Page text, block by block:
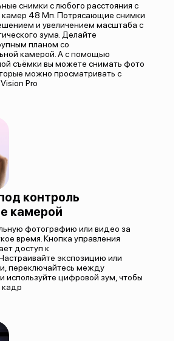
снимки с любого расстояния с
камер 48 Мп. Потрясающие снимки
и увеличением масштаба с
зума. Делайте
планом со
камерой. А с помощью
съёмки вы можете снимать фото
можно просматривать с
Pro
контроль
камерой
фотографию или видео за
время. Кнопка управления
доступ к
экспозицию или
переключайтесь между
используйте цифровой зум, чтобы
кадр